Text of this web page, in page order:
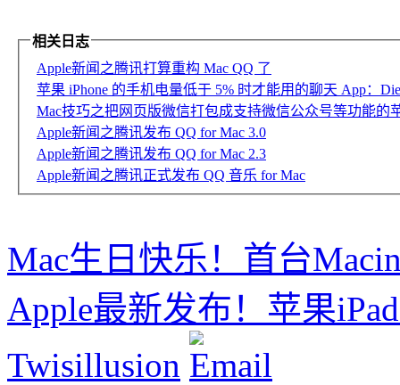
相关日志
Apple新闻之腾讯打算重构 Mac QQ 了
苹果 iPhone 的手机电量低于 5% 时才能用的聊天 App：
Mac技巧之把网页版微信打包成支持微信公众号等功能的
Apple新闻之腾讯发布 QQ for Mac 3.0
Apple新闻之腾讯发布 QQ for Mac 2.3
Apple新闻之腾讯正式发布 QQ 音乐 for Mac
Mac生日快乐！首台
Apple最新发布！苹果
Twisillusion